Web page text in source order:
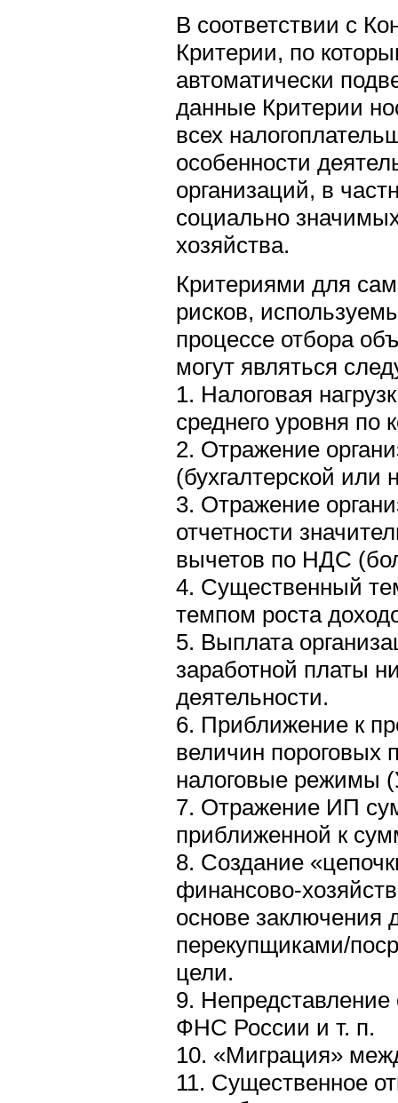
В соответствии с
Критерии, по
автоматически
данные Критерии
всех
особенности
организаций, в
социально
хозяйства.
Критериями для
рисков,
процессе отбора
могут являться
1. Налоговая
среднего уровня
2. Отражение
(бухгалтерской или
3. Отражение
отчетности
вычетов по НДС
4. Существенный
темпом роста
5. Выплата
заработной платы
деятельности.
6. Приближение к
величин пороговых
налоговые режимы
7. Отражение ИП
приближенной к
8. Создание
финансово-
основе заключения
перекупщиками/
цели.
9. Непредставление
ФНС России и т. п.
10. «Миграция»
11. Существенное